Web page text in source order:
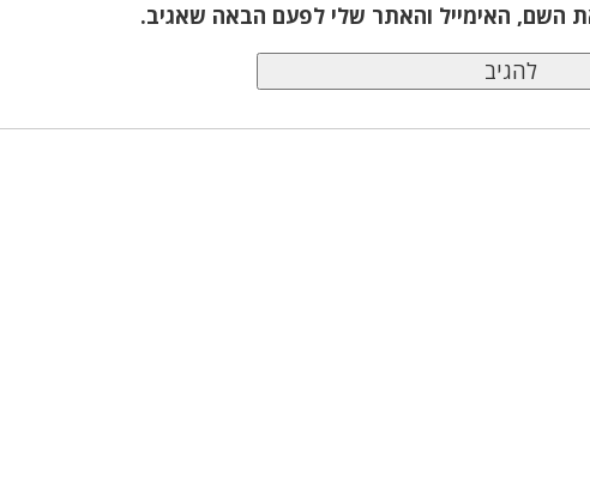
השם, האימייל והאתר שלי לפעם הבאה שאגיב.